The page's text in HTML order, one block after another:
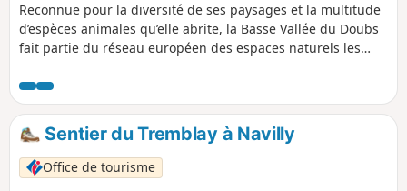
Reconnue pour la diversité de ses paysages et la multitude
d’espèces animales qu’elle abrite, la Basse Vallée du Doubs
fait partie du réseau européen des espaces naturels les
espèces d’oiseaux ont été répertoriées sur l’ensemble de
cette zone protégée, dont le guêpier d’Europe, la
gorgebleue à miroir, la sterne pierregarin, le tarier des prés
et le martin pêcheur.
Sentier du Tremblay à Navilly
Office de tourisme